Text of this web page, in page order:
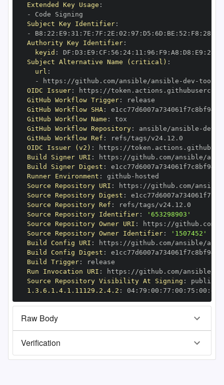
Extended Key Usage :
-
Subject Key Identifier:
-
B8 : 22 : E9 : 31 : 7E : 7F : 2E : 02 : 97 : D5 : 6D : BE : 52 : F8 : 28
Authority Key Identifier:
keyid : DF : D3 : E9 : CF : 56 : 24: 11 : 96 : F9 : A8 : D8 : E9 : 28
Subject Alternative Name (critical) :
url :
-
https : //github.com/ansible/ansible -dev -
OIDC Issuer: https :
GitHub Workflow Trigger:
GitHub Workflow SHA:
GitHub Workflow Name :
GitHub Workflow Repository: ansible/ansible -dev
GitHub Workflow Ref :
OIDC Issuer (v2) : https :
Build Signer URI : https : //github.com/ansible/
Build Signer Digest :
Runner Environment : github -
Source Repository URI : https : //github.com/
Source Repository Digest :
Source Repository Ref :
Source Repository Identifier:
'653298903'
Source Repository Owner URI : https :
Source Repository Owner Identifier:
'1507452'
Build Config URI : https : //github.com/ansible/
Build Config Digest :
Build Trigger:
Run Invocation URI : https : //github.com/ansible/
Source Repository Visibility At Signing :
1.3.6.1.4.1.11129.2.4.2 : 04: 79 : 00 : 77 : 00 : 75 : 00 : dd
Raw Body
Verification